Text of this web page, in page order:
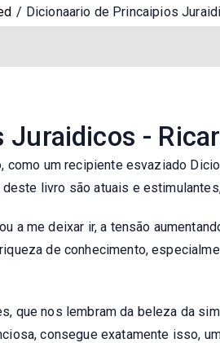
Dicionaario de Princaipios
-
como um recipiente esvaziado
livro são atuais e
a me deixar ir, a tensão
de conhecimento,
que nos lembram da beleza da
consegue exatamente isso,